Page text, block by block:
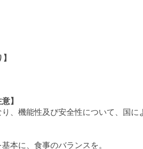
】
、機能性及び安全性について、国
本に、食事のバランスを。